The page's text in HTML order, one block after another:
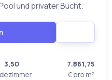
und privater Bucht.
3,50
7.861,75
€ pro m²